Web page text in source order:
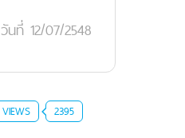
วันที่ 12/07/2548
VIEWS 2395